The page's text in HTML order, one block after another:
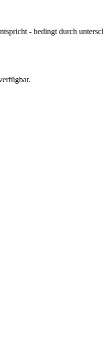
- bedingt durch